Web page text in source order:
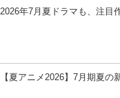
2026年7月夏ドラマも、注目
【夏アニメ2026】7月期夏の